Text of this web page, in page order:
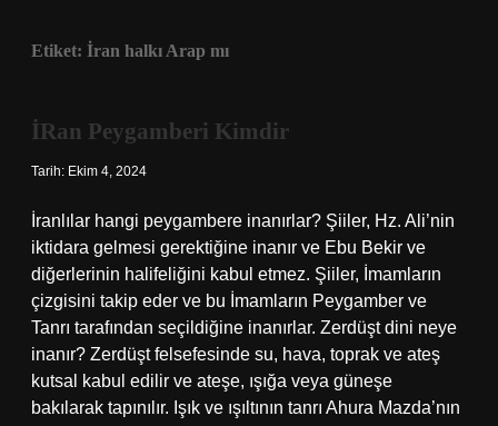
Etiket: İran halkı Arap mı
İRan Peygamberi Kimdir
Tarih: Ekim 4, 2024
İranlılar hangi peygambere inanırlar? Şiiler, Hz. Ali’nin
iktidara gelmesi gerektiğine inanır ve Ebu Bekir ve
diğerlerinin halifeliğini kabul etmez. Şiiler, İmamların
çizgisini takip eder ve bu İmamların Peygamber ve
Tanrı tarafından seçildiğine inanırlar. Zerdüşt dini neye
inanır? Zerdüşt felsefesinde su, hava, toprak ve ateş
kutsal kabul edilir ve ateşe, ışığa veya güneşe
bakılarak tapınılır. Işık ve ışıltının tanrı Ahura Mazda’nın